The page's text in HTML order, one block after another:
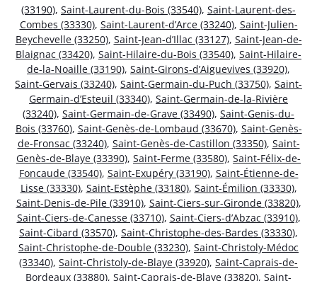
(33190), Saint-Laurent-du-Bois (33540), Saint-Laurent-des-
Combes (33330), Saint-Laurent-d’Arce (33240), Saint-Julien-
Beychevelle (33250), Saint-Jean-d’Illac (33127), Saint-Jean-de-
Blaignac (33420), Saint-Hilaire-du-Bois (33540), Saint-Hilaire-
de-la-Noaille (33190), Saint-Girons-d’Aiguevives (33920),
Saint-Gervais (33240), Saint-Germain-du-Puch (33750), Saint-
Germain-d’Esteuil (33340), Saint-Germain-de-la-Rivière
(33240), Saint-Germain-de-Grave (33490), Saint-Genis-du-
Bois (33760), Saint-Genès-de-Lombaud (33670), Saint-Genès-
de-Fronsac (33240), Saint-Genès-de-Castillon (33350), Saint-
Genès-de-Blaye (33390), Saint-Ferme (33580), Saint-Félix-de-
Foncaude (33540), Saint-Exupéry (33190), Saint-Étienne-de-
Lisse (33330), Saint-Estèphe (33180), Saint-Émilion (33330),
Saint-Denis-de-Pile (33910), Saint-Ciers-sur-Gironde (33820),
Saint-Ciers-de-Canesse (33710), Saint-Ciers-d’Abzac (33910),
Saint-Cibard (33570), Saint-Christophe-des-Bardes (33330),
Saint-Christophe-de-Double (33230), Saint-Christoly-Médoc
(33340), Saint-Christoly-de-Blaye (33920), Saint-Caprais-de-
Bordeaux (33880), Saint-Caprais-de-Blaye (33820), Saint-